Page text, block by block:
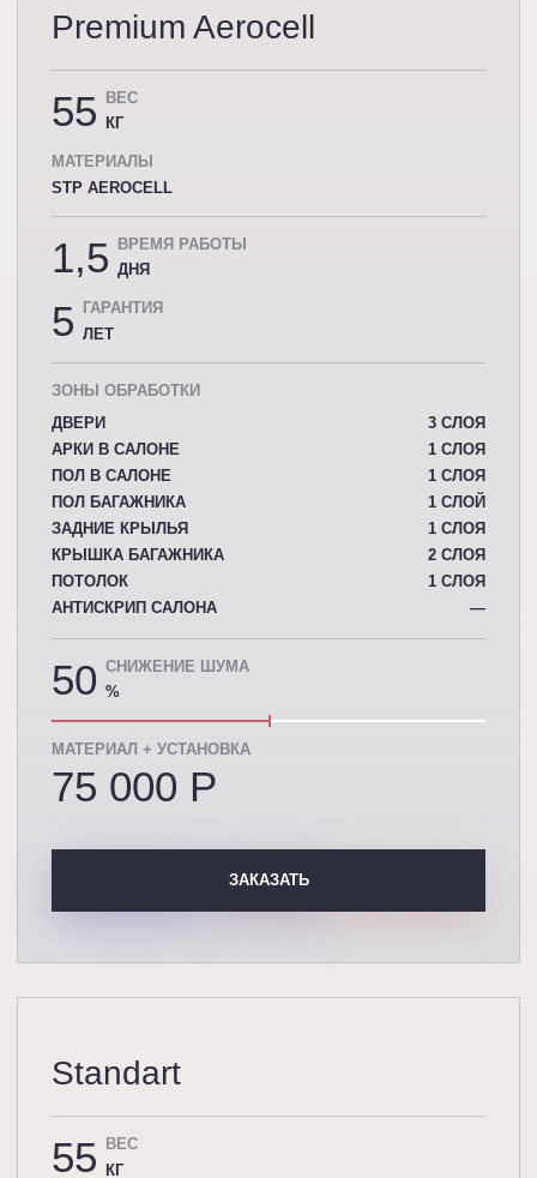
Standart
55
ВЕС
КГ
Premium Aerocell
55
ВЕС
КГ
МАТЕРИАЛЫ
STP AEROCELL
1,5
ВРЕМЯ РАБОТЫ
ДНЯ
5
ГАРАНТИЯ
ЛЕТ
ЗОНЫ ОБРАБОТКИ
ДВЕРИ
3 СЛОЯ
АРКИ В САЛОНЕ
1 СЛОЯ
ПОЛ В САЛОНЕ
1 СЛОЯ
ПОЛ БАГАЖНИКА
1 СЛОЙ
ЗАДНИЕ КРЫЛЬЯ
1 СЛОЯ
КРЫШКА БАГАЖНИКА
2 СЛОЯ
ПОТОЛОК
1 СЛОЯ
АНТИСКРИП САЛОНА
—
50 СНИЖЕНИЕ ШУМА
%
МАТЕРИАЛ + УСТАНОВКА
75 000 P
ЗАКАЗАТЬ